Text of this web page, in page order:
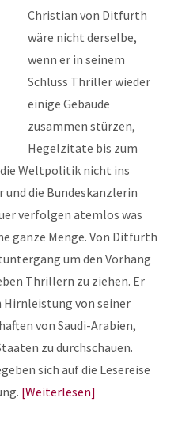
Christian von Ditfurth
wäre nicht derselbe,
wenn er in seinem
Schluss Thriller wieder
einige Gebäude
zusammen stürzen,
Hegelzitate bis zum
Weltpolitik nicht ins
und die Bundeskanzlerin
verfolgen atemlos was
ganze Menge. Von Ditfurth
um den Vorhang
Thrillern zu ziehen. Er
Hirnleistung von seiner
von Saudi-Arabien,
zu durchschauen.
sich auf die Lesereise
Weiterlesen